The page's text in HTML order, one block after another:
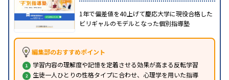
1年で偏差値を40上げて慶応大学に現役合格した
ビリギャルのモデルとなった個別指導塾
編集部のおすすめポイント
学習内容の理解度や記憶を定着させる効果が高まる反転学習
生徒一人ひとりの性格タイプに合わせ、心理学を用いた指導